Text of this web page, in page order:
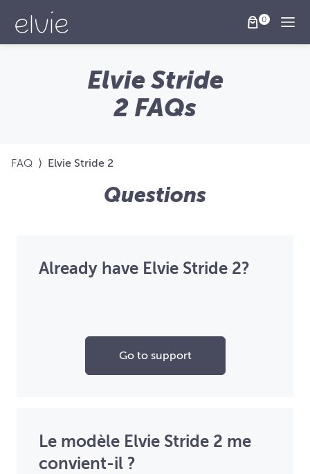
Elvie Stride
2 FAQs
FAQ ⟩ Elvie Stride 2
Questions
Already have Elvie Stride 2?
Go to support
Le modèle Elvie Stride 2 me
convient-il ?